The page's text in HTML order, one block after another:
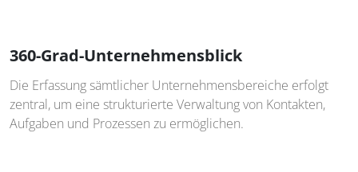
360-Grad-Unternehmensblick
Die Erfassung sämtlicher Unternehmensbereiche erfolgt
zentral, um eine strukturierte Verwaltung von Kontakten,
Aufgaben und Prozessen zu ermöglichen.